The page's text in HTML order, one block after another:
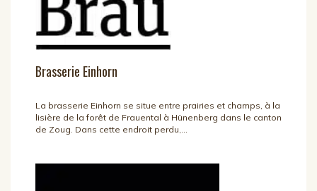
Brasserie Einhorn
La brasserie Einhorn se situe entre prairies et champs, à la
lisière de la forêt de Frauental à Hünenberg dans le canton
de Zoug. Dans cette endroit perdu,...